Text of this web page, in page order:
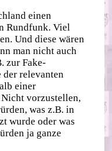
einen
Rundfunk. Viel
Und diese wären
man nicht auch
zur Fake-
relevanten
einer
vorzustellen,
was z.B. in
wurde oder was
ja ganze